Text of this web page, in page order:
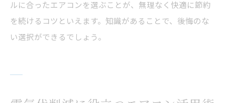
ルに合ったエアコンを選ぶことが、無理なく快適に節約
を続けるコツといえます。知識があることで、後悔のな
い選択ができるでしょう。